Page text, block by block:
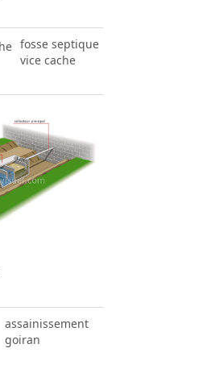
fosse septique
vice cache
assainissement
goiran